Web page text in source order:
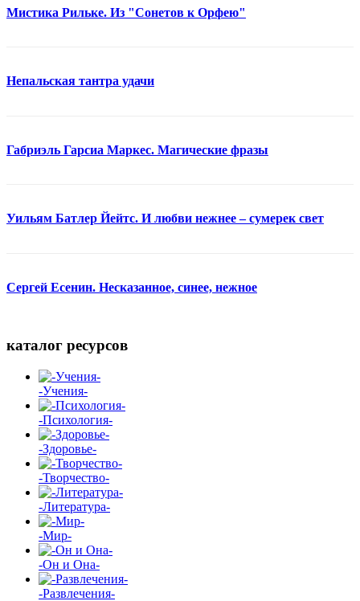
Мистика Рильке. Из "Сонетов к Орфею"
Непальская тантра удачи
Габриэль Гарсиа Маркес. Магические фразы
Уильям Батлер Йейтс. И любви нежнее – сумерек свет
Сергей Есенин. Несказанное, синее, нежное
каталог ресурсов
-Учения-
-Психология-
-Здоровье-
-Творчество-
-Литература-
-Мир-
-Он и Она-
-Развлечения-